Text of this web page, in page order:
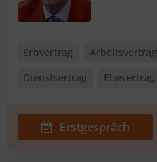
Erbvertrag Arbeitsvertrag
Dienstvertrag
Ehevertrag
Erstgespräch